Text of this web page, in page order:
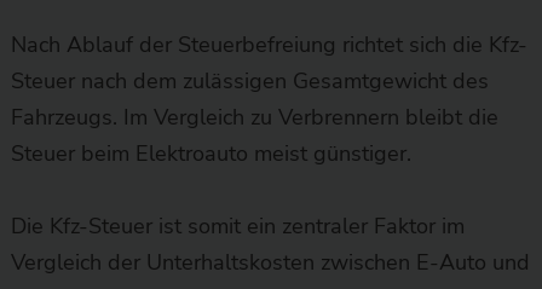
Nach Ablauf der Steuerbefreiung richtet sich die Kfz-
Steuer nach dem zulässigen Gesamtgewicht des
Fahrzeugs. Im Vergleich zu Verbrennern bleibt die
Steuer beim Elektroauto meist günstiger.
Die Kfz-Steuer ist somit ein zentraler Faktor im
Vergleich der Unterhaltskosten zwischen E-Auto und